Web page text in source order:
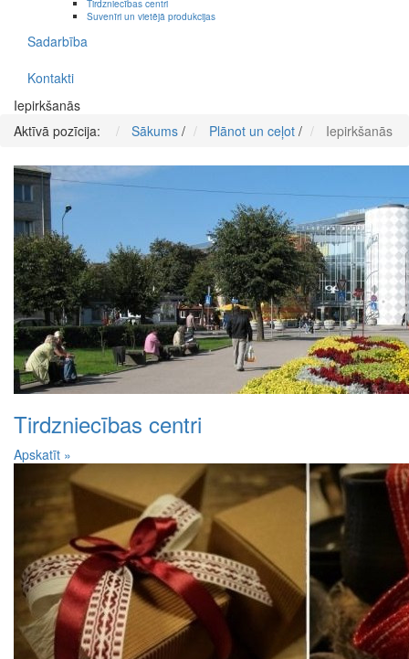
Tirdzniecības centri
Suvenīri un vietējā produkcijas
Sadarbība
Kontakti
Iepirkšanās
Aktīvā pozīcija:
Sākums / Plānot un ceļot / Iepirkšanās
Tirdzniecības centri
Apskatīt »